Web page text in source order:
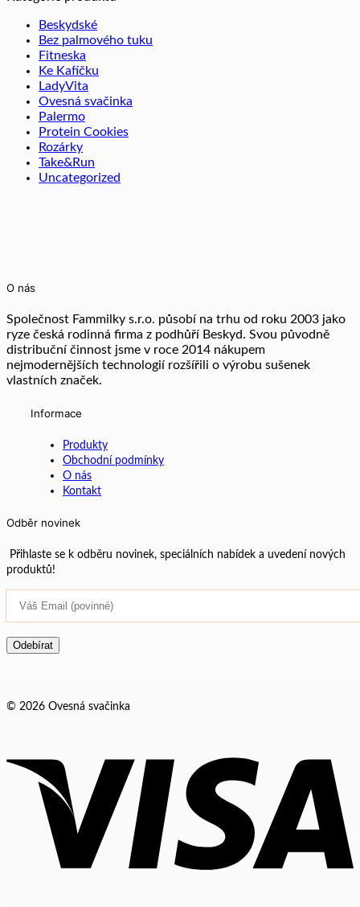
Beskydské
Bez palmového tuku
Fitneska
Ke Kafíčku
LadyVita
Ovesná svačinka
Palermo
Protein Cookies
Rozárky
Take&Run
Uncategorized
O nás
Společnost Fammilky s.r.o. působí na trhu od roku 2003 jako
ryze česká rodinná firma z podhůří Beskyd. Svou původně
distribuční činnost jsme v roce 2014 nákupem
nejmodernějších technologií rozšířili o výrobu sušenek
vlastních značek.
Informace
Produkty
Obchodní podmínky
O nás
Kontakt
Odběr novinek
Přihlaste se k odběru novinek, speciálních nabídek a uvedení nových
produktů!
© 2026 Ovesná svačinka